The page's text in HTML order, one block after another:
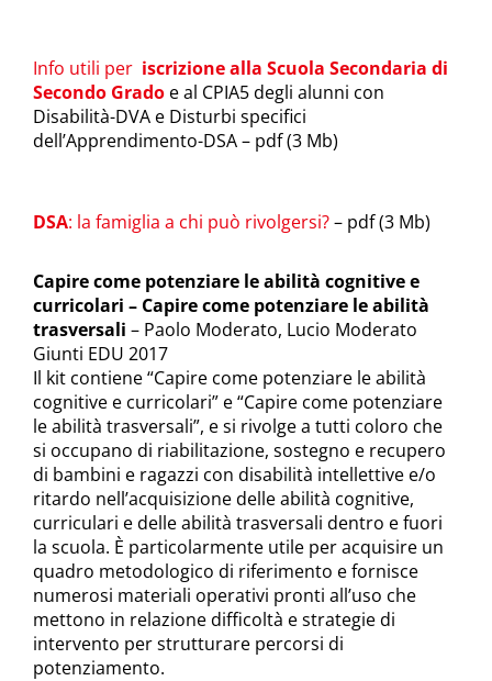
Info utili per iscrizione alla Scuola Secondaria di
Secondo Grado e al CPIA5 degli alunni con
Disabilità-DVA e Disturbi specifici
dell’Apprendimento-DSA – pdf (3 Mb)
DSA: la famiglia a chi può rivolgersi?– pdf (3 Mb)
Capire come potenziare le abilità cognitive e
curricolari – Capire come potenziare le abilità
trasversali – Paolo Moderato, Lucio Moderato
Giunti EDU 2017
Il kit contiene “Capire come potenziare le abilità
cognitive e curricolari” e “Capire come potenziare
le abilità trasversali”, e si rivolge a tutti coloro che
si occupano di riabilitazione, sostegno e recupero
di bambini e ragazzi con disabilità intellettive e/o
ritardo nell’acquisizione delle abilità cognitive,
curriculari e delle abilità trasversali dentro e fuori
la scuola. È particolarmente utile per acquisire un
quadro metodologico di riferimento e fornisce
numerosi materiali operativi pronti all’uso che
mettono in relazione difficoltà e strategie di
intervento per strutturare percorsi di
potenziamento.